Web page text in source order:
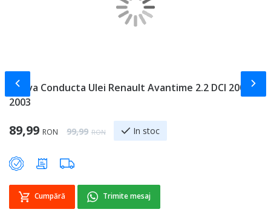
Teava Conducta Ulei Renault Avantime 2.2 DCI 2001 -
2003
Special Price
89,99 RON Regular Price
99,99 RON In stoc
Cumpără Trimite mesaj
Slide-ul anterior